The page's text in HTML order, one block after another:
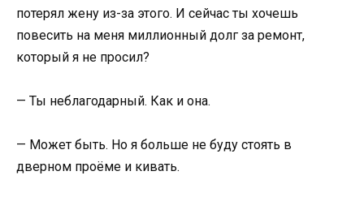
потерял жену из-за этого. И сейчас ты хочешь
повесить на меня миллионный долг за ремонт,
который я не просил?
— Ты неблагодарный. Как и она.
— Может быть. Но я больше не буду стоять в
дверном проёме и кивать.